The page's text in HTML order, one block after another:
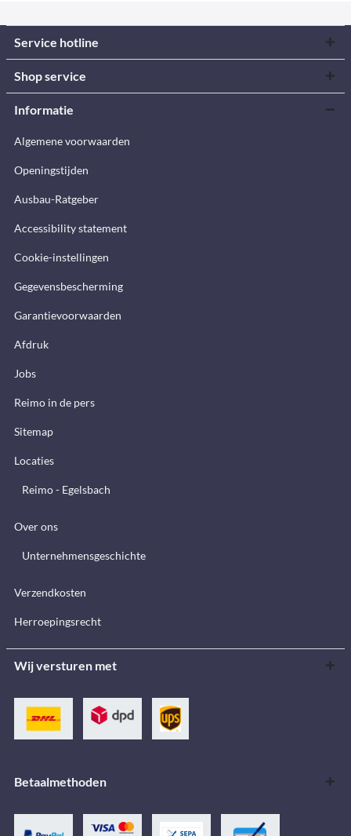
Service hotline
Shop service
Informatie
Algemene voorwaarden
Openingstijden
Ausbau-Ratgeber
Accessibility statement
Cookie-instellingen
Gegevensbescherming
Garantievoorwaarden
Afdruk
Jobs
Reimo in de pers
Sitemap
Locaties
Reimo - Egelsbach
Over ons
Unternehmensgeschichte
Verzendkosten
Herroepingsrecht
Wij versturen met
Betaalmethoden